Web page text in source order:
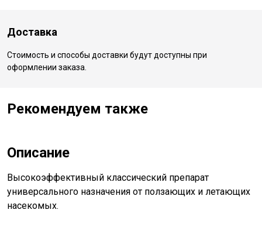
Доставка
Стоимость и способы доставки будут доступны при
оформлении заказа.
Рекомендуем также
Описание
Высокоэффективный классический препарат
универсального назначения от ползающих и летающих
насекомых.